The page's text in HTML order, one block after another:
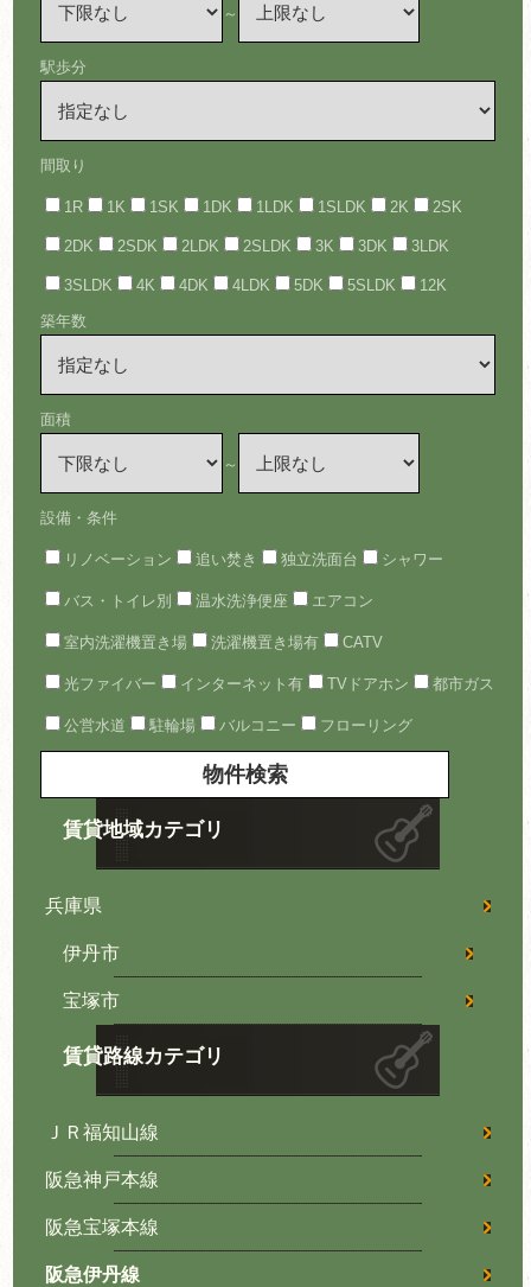
～
駅歩分
間取り
1R 1K 1SK 1DK 1LDK 1SLDK 2K 2SK
2DK 2SDK 2LDK 2SLDK 3K 3DK 3LDK
3SLDK 4K 4DK 4LDK 5DK 5SLDK
12K
築年数
面積
～
設備・条件
リノベーション 追い焚き 独立洗面台 シャワー
バス・トイレ別 温水洗浄便座 エアコン
室内洗濯機置き場 洗濯機置き場有 CATV
光ファイバー インターネット有 TVドアホン 都市ガス
公営水道 駐輪場 バルコニー フローリング
賃貸地域カテゴリ
兵庫県
伊丹市
宝塚市
賃貸路線カテゴリ
ＪＲ福知山線
阪急神戸本線
阪急宝塚本線
阪急伊丹線